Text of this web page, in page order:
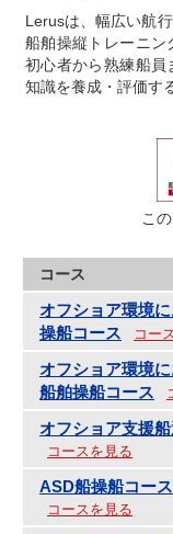
Lerusは、幅広い航
船舶操縦トレーニン
初心者から熟練船員
知識を養成・評価す
こ
コース
オフショア環境
操船コース
コー
オフショア環境
船舶操船コース
オフショア支援
コースを見る
ASD船操船コース
コースを見る